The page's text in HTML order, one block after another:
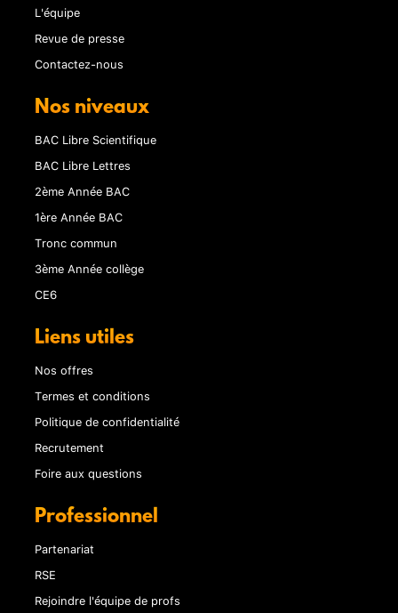
L'équipe
Revue de presse
Contactez-nous
Nos niveaux
BAC Libre Scientifique
BAC Libre Lettres
2ème Année BAC
1ère Année BAC
Tronc commun
3ème Année collège
CE6
Liens utiles
Nos offres
Termes et conditions
Politique de confidentialité
Recrutement
Foire aux questions
Professionnel
Partenariat
RSE
Rejoindre l'équipe de profs